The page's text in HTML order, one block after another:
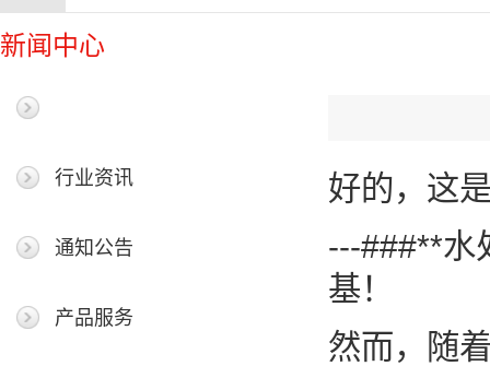
新闻中心
行业资讯
通知公告
产品服务
好的，这
---###**水
基！
然而，随